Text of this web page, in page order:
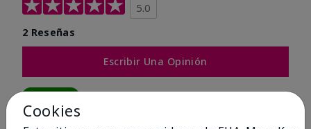
5.0
2 Reseñas
Escribir Una Opinión
de los encuestados recomendaría a un amigo.
Cookies